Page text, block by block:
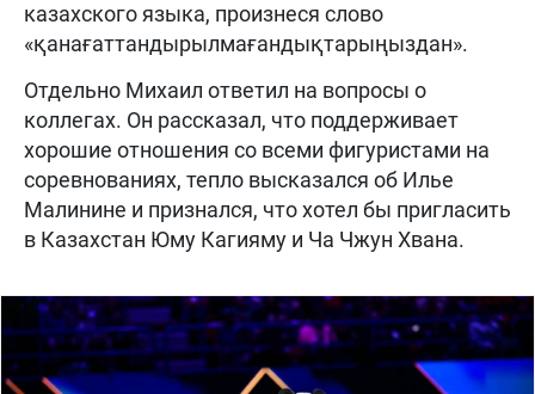
казахского языка, произнеся слово
«қанағаттандырылмағандықтарыңыздан».
Отдельно Михаил ответил на вопросы о
коллегах. Он рассказал, что поддерживает
хорошие отношения со всеми фигуристами на
соревнованиях, тепло высказался об Илье
Малинине и признался, что хотел бы пригласить
в Казахстан Юму Кагияму и Ча Чжун Хвана.